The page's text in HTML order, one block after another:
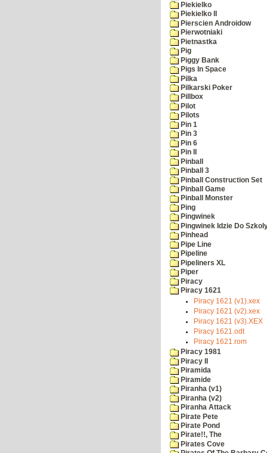
Piekielko
Piekielko II
Pierscien Androidow
Pierwotniaki
Pietnastka
Pig
Piggy Bank
Pigs In Space
Pilka
Pilkarski Poker
Pillbox
Pilot
Pilots
Pin 1
Pin 3
Pin 6
Pin II
Pinball
Pinball 3
Pinball Construction Set
Pinball Game
Pinball Monster
Ping
Pingwinek
Pingwinek Idzie Do
Pinhead
Pipe Line
Pipeline
Pipeliners XL
Piper
Piracy
Piracy 1621
Piracy 1621 (v1).xex
Piracy 1621 (v2).xex
Piracy 1621 (v3).XEX
Piracy 1621.odt
Piracy 1621.rom
Piracy 1981
Piracy II
Piramida
Piramide
Piranha (v1)
Piranha (v2)
Piranha Attack
Pirate Pete
Pirate Pond
Pirate!!, The
Pirates Cove